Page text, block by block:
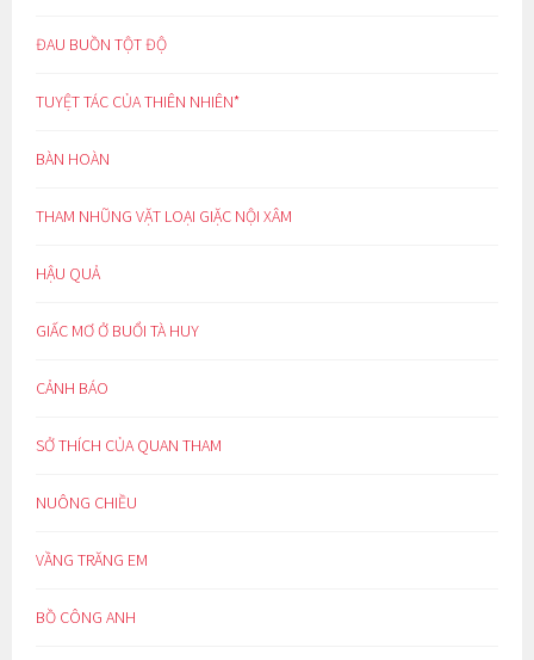
ĐAU BUỒN TỘT ĐỘ
TUYỆT TÁC CỦA THIÊN NHIÊN*
BÀN HOÀN
THAM NHŨNG VẶT LOẠI GIẶC NỘI XÂM
HẬU QUẢ
GIẤC MƠ Ở BUỔI TÀ HUY
CẢNH BÁO
SỞ THÍCH CỦA QUAN THAM
NUÔNG CHIỀU
VẦNG TRĂNG EM
BỒ CÔNG ANH